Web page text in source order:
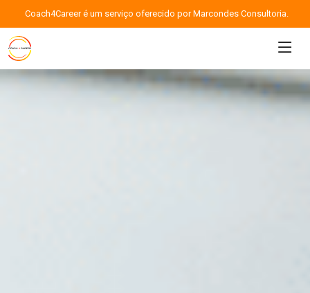
Coach4Career é um serviço oferecido por Marcondes Consultoria.